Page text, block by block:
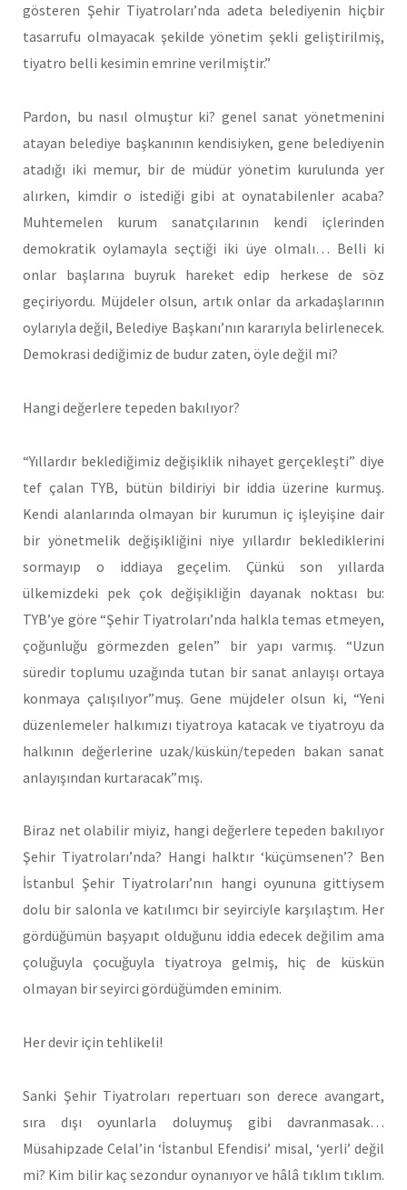
gösteren Şehir Tiyatroları’nda adeta belediyenin hiçbir
tasarrufu olmayacak şekilde yönetim şekli geliştirilmiş,
tiyatro belli kesimin emrine verilmiştir.”
Pardon, bu nasıl olmuştur ki? genel sanat yönetmenini
atayan belediye başkanının kendisiyken, gene belediyenin
atadığı iki memur, bir de müdür yönetim kurulunda yer
alırken, kimdir o istediği gibi at oynatabilenler acaba?
Muhtemelen kurum sanatçılarının kendi içlerinden
demokratik oylamayla seçtiği iki üye olmalı… Belli ki
onlar başlarına buyruk hareket edip herkese de söz
geçiriyordu. Müjdeler olsun, artık onlar da arkadaşlarının
oylarıyla değil, Belediye Başkanı’nın kararıyla belirlenecek.
Demokrasi dediğimiz de budur zaten, öyle değil mi?
Hangi değerlere tepeden bakılıyor?
“Yıllardır beklediğimiz değişiklik nihayet gerçekleşti” diye
tef çalan TYB, bütün bildiriyi bir iddia üzerine kurmuş.
Kendi alanlarında olmayan bir kurumun iç işleyişine dair
bir yönetmelik değişikliğini niye yıllardır beklediklerini
sormayıp o iddiaya geçelim. Çünkü son yıllarda
ülkemizdeki pek çok değişikliğin dayanak noktası bu:
TYB’ye göre “Şehir Tiyatroları’nda halkla temas etmeyen,
çoğunluğu görmezden gelen” bir yapı varmış. “Uzun
süredir toplumu uzağında tutan bir sanat anlayışı ortaya
konmaya çalışılıyor”muş. Gene müjdeler olsun ki, “Yeni
düzenlemeler halkımızı tiyatroya katacak ve tiyatroyu da
halkının değerlerine uzak/küskün/tepeden bakan sanat
anlayışından kurtaracak”mış.
Biraz net olabilir miyiz, hangi değerlere tepeden bakılıyor
Şehir Tiyatroları’nda? Hangi halktır ‘küçümsenen’? Ben
İstanbul Şehir Tiyatroları’nın hangi oyununa gittiysem
dolu bir salonla ve katılımcı bir seyirciyle karşılaştım. Her
gördüğümün başyapıt olduğunu iddia edecek değilim ama
çoluğuyla çocuğuyla tiyatroya gelmiş, hiç de küskün
olmayan bir seyirci gördüğümden eminim.
Her devir için tehlikeli!
Sanki Şehir Tiyatroları repertuarı son derece avangart,
sıra dışı oyunlarla doluymuş gibi davranmasak…
Müsahipzade Celal’in ‘İstanbul Efendisi’ misal, ‘yerli’ değil
mi? Kim bilir kaç sezondur oynanıyor ve hâlâ tıklım tıklım.